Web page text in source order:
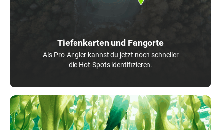
Tiefenkarten und Fangorte
Als Pro-Angler kannst du jetzt noch schneller
die Hot-Spots identifizieren.